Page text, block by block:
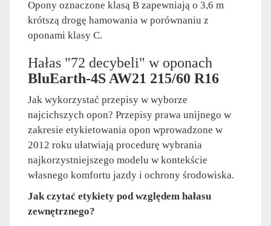
Opony oznaczone klasą B zapewniają o 3,6 m
krótszą drogę hamowania w porównaniu z
oponami klasy C.
Hałas "72 decybeli" w oponach
BluEarth-4S AW21 215/60 R16
Jak wykorzystać przepisy w wyborze
najcichszych opon? Przepisy prawa unijnego w
zakresie etykietowania opon wprowadzone w
2012 roku ułatwiają procedurę wybrania
najkorzystniejszego modelu w kontekście
własnego komfortu jazdy i ochrony środowiska.
Jak czytać etykiety pod względem hałasu
zewnętrznego?